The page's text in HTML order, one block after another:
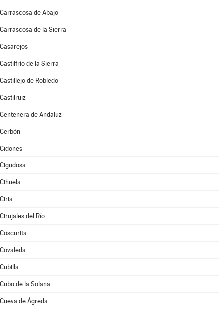
Carrascosa de Abajo
Carrascosa de la Sierra
Casarejos
Castilfrío de la Sierra
Castillejo de Robledo
Castilruiz
Centenera de Andaluz
Cerbón
Cidones
Cigudosa
Cihuela
Ciria
Cirujales del Río
Coscurita
Covaleda
Cubilla
Cubo de la Solana
Cueva de Ágreda